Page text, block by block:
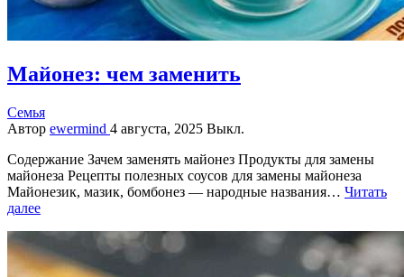
Майонез: чем заменить
Семья
Автор ewermind 4 августа, 2025 Выкл.
Содержание Зачем заменять майонез Продукты для замены
майонеза Рецепты полезных соусов для замены майонеза
Майонезик, мазик, бомбонез — народные названия… Читать
далее